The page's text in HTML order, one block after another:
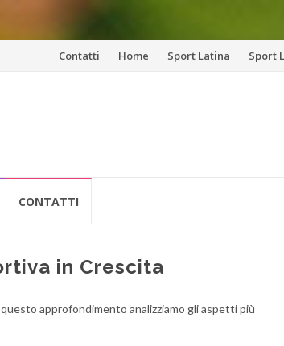
VaiContatti Home Sport Latina Sport
CONTATTI
in Crescita
approfondimento analizziamo gli aspetti più